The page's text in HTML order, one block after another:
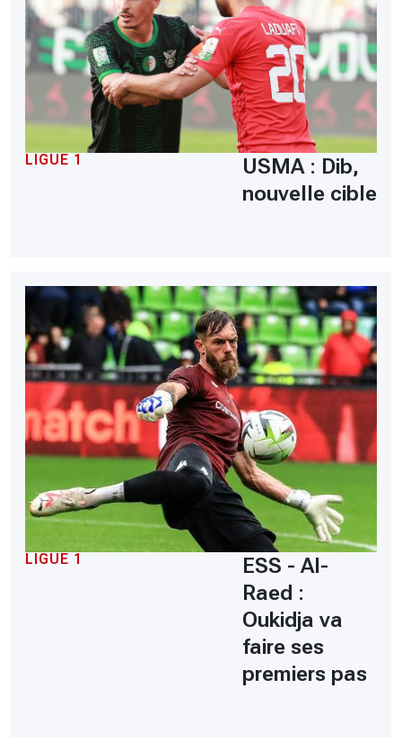
LIGUE 1
USMA : Dib,
nouvelle cible
LIGUE 1
ESS - Al-
Raed :
Oukidja va
faire ses
premiers pas